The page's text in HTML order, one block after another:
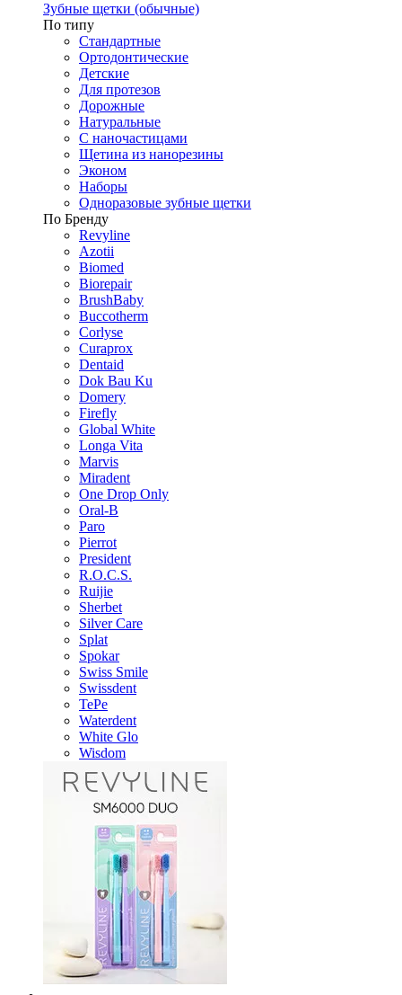
Зубные щетки (обычные)
По типу
Стандартные
Ортодонтические
Детские
Для протезов
Дорожные
Натуральные
С наночастицами
Щетина из нанорезины
Эконом
Наборы
Одноразовые зубные щетки
По Бренду
Revyline
Azotii
Biomed
Biorepair
BrushBaby
Buccotherm
Corlyse
Curaprox
Dentaid
Dok Bau Ku
Domery
Firefly
Global White
Longa Vita
Marvis
Miradent
One Drop Only
Oral-B
Paro
Pierrot
President
R.O.C.S.
Ruijie
Sherbet
Silver Care
Splat
Spokar
Swiss Smile
Swissdent
TePe
Waterdent
White Glo
Wisdom